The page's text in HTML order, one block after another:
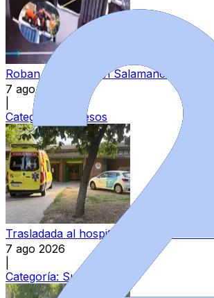
Roban un coche en Salamanca y lo
7 ago 2026
Categoría:
Sucesos
Trasladada al hospital una mujer tras
7 ago 2026
Categoría: Sucesos